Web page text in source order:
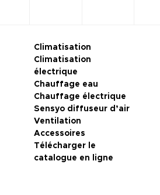
Climatisation
Climatisation
électrique
Chauffage eau
Chauffage électrique
Sensyo diffuseur d’air
Ventilation
Accessoires
Télécharger le
catalogue en ligne